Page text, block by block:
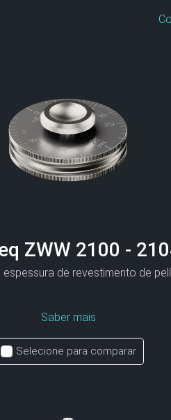
ZWW 2100 -
espessura de revestimento de
Saber mais
Selecione para comparar